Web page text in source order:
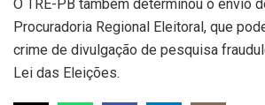
O TRE-PB também determinou o envio
Procuradoria Regional Eleitoral, que
crime de divulgação de pesquisa
Lei das Eleições.